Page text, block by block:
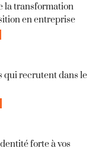
la transformation
en entreprise
qui recrutent dans le
forte à vos